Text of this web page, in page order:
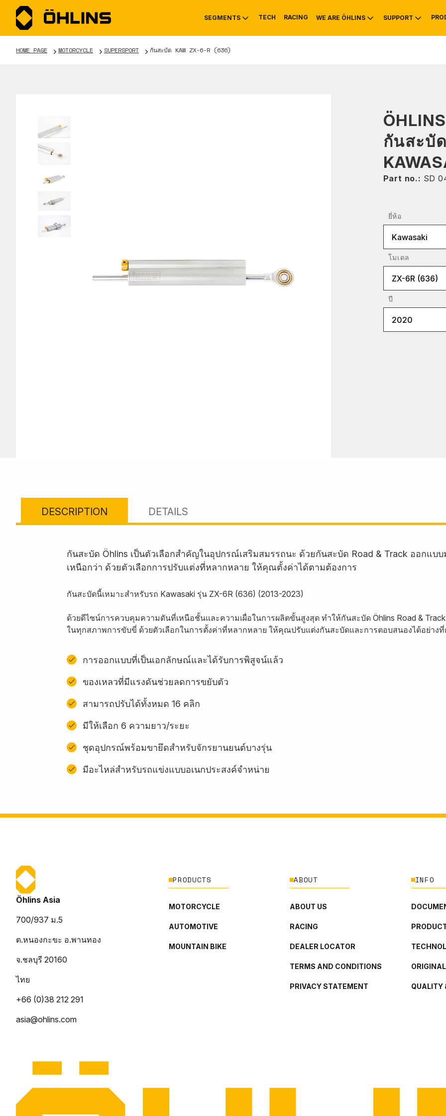
SEGMENTS
MOUNTAIN BIKE
TECH RACING WE ARE ÖHLINS
HISTORY
SUPPORT
SERVICE INFO &
HOME PAGE MOTORCYCLE SUPERSPORT กันสะบัด KAW ZX-6-R (636)
กันสะบั
Part no.: SD
ยี่ห้อ
Kawasaki
โมเดล
ZX-6R (636)
ปี
2020
DESCRIPTION DETAILS
กันสะบัด Öhlins เป็นตัวเลือกสำคัญในอุปกรณ์เสริมสมรรถนะ ด้วยกันสะบัด Road & Track ออกแบ
เหนือกว่า ด้วยตัวเลือกการปรับแต่งที่หลากหลาย ให้คุณตั้งค่าได้ตามต้องการ
กันสะบัดนี้เหมาะสำหรับรถ Kawasaki รุ่น ZX-6R (636) (2013-2023)
ด้วยดีไซน์การควบคุมความดันที่เหนือชั้นและความเผื่อในการผลิตขั้นสูงสุด ทำให้กันสะบัด Öhlins Road &
ในทุกสภาพการขับขี่ ด้วยตัวเลือกในการตั้งค่าที่หลากหลาย ให้คุณปรับแต่งกันสะบัดและการตอบสนองได้อย่างที่
การออกแบบที่เป็นเอกลักษณ์และได้รับการพิสูจน์แล้ว
ของเหลวที่มีแรงดันช่วยลดการขยับตัว
สามารถปรับได้ทั้งหมด 16 คลิก
มีให้เลือก 6 ความยาว/ระยะ
ชุดอุปกรณ์พร้อมขายึดสําหรับจักรยานยนต์บางรุ่น
มีอะไหล่สำหรับรถแข่งแบบอเนกประสงค์จำหน่าย
Öhlins Asia
700/937 ม.5
ต.หนองกะขะ อ.พานทอง
จ.ชลบุรี 20160
ไทย
+66 (0)38 212 291
asia@ohlins.com
PRODUCTS
MOTORCYCLE
AUTOMOTIVE
MOUNTAIN BIKE
ABOUT
ABOUT US
RACING
DEALER LOCATOR
TERMS AND CONDITIONS
PRIVACY STATEMENT
INFO
QUALITY